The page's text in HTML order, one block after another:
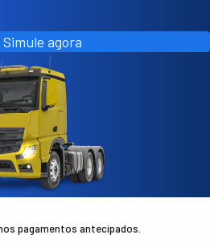
Simule agora
pagamentos antecipados.